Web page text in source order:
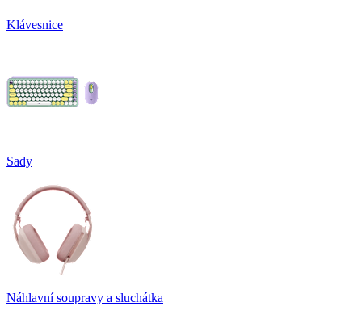
Klávesnice
Sady
Náhlavní soupravy a sluchátka